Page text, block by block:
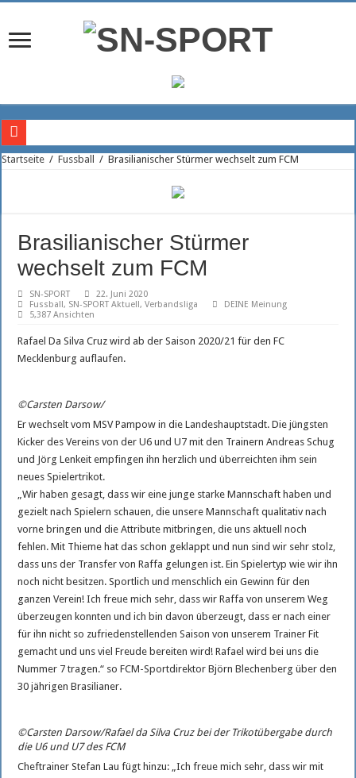
Doppelte US-Power im Angriff des SSC
Fragezeichen auf der Diagonalposition
Christian Hüneburg wird neuer Geschäftsführer beim SSC Palmberg Schwerin
Maximilian Böttcher hält weiter den Kasten sauber
FCM Kapitän Tino Witkowski setzt Signal
Neues vom Reitsport
Startseite / Fussball / Brasilianischer Stürmer wechselt zum FCM
Brasilianischer Stürmer
wechselt zum FCM
SN-SPORT
22. Juni 2020
Fussball, SN-SPORT Aktuell,Verbandsliga
DEINE Meinung
5,387 Ansichten
Rafael Da Silva Cruz wird ab der Saison 2020/21 für den FC
Mecklenburg auflaufen.
©Carsten Darsow/
Er wechselt vom MSV Pampow in die Landeshauptstadt. Die jüngsten
Kicker des Vereins von der U6 und U7 mit den Trainern Andreas Schug
und Jörg Lenkeit empfingen ihn herzlich und überreichten ihm sein
neues Spielertrikot.
„Wir haben gesagt, dass wir eine junge starke Mannschaft haben und
gezielt nach Spielern schauen, die unsere Mannschaft qualitativ nach
vorne bringen und die Attribute mitbringen, die uns aktuell noch
fehlen. Mit Thieme hat das schon geklappt und nun sind wir sehr stolz,
dass uns der Transfer von Raffa gelungen ist. Ein Spielertyp wie wir ihn
noch nicht besitzen. Sportlich und menschlich ein Gewinn für den
ganzen Verein! Ich freue mich sehr, dass wir Raffa von unserem Weg
überzeugen konnten und ich bin davon überzeugt, dass er nach einer
für ihn nicht so zufriedenstellenden Saison von unserem Trainer Fit
gemacht und uns viel Freude bereiten wird! Rafael wird bei uns die
Nummer 7 tragen.“ so FCM-Sportdirektor Björn Blechenberg über den
30 jährigen Brasilianer.
©Carsten Darsow/Rafael da Silva Cruz bei der Trikotübergabe durch
die U6 und U7 des FCM
Cheftrainer Stefan Lau fügt hinzu: „Ich freue mich sehr, dass wir mit